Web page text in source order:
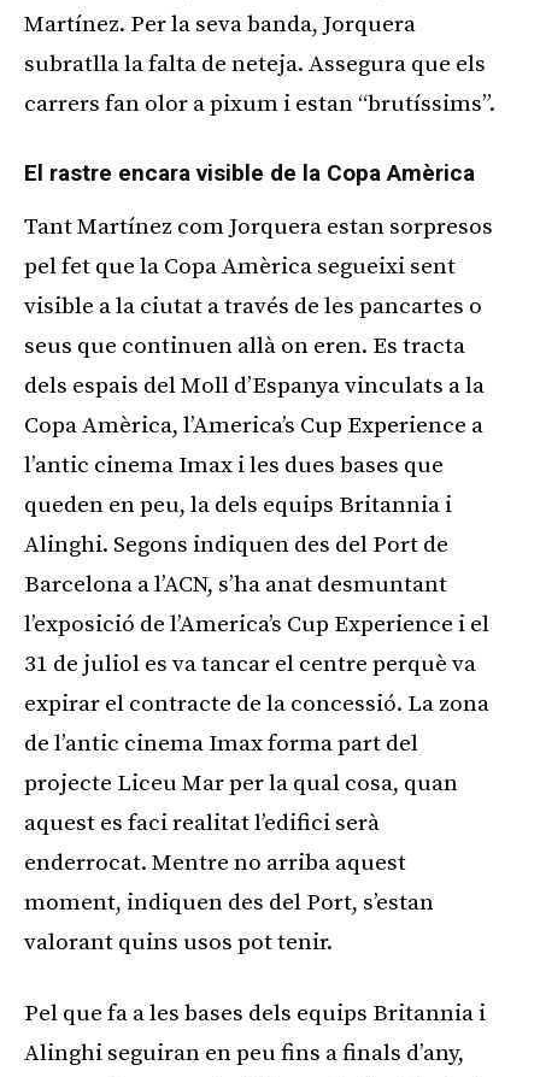
Martínez. Per la seva banda, Jorquera
subratlla la falta de neteja. Assegura que els
carrers fan olor a pixum i estan “brutíssims”.
El rastre encara visible de la Copa Amèrica
Tant Martínez com Jorquera estan sorpresos
pel fet que la Copa Amèrica segueixi sent
visible a la ciutat a través de les pancartes o
seus que continuen allà on eren. Es tracta
dels espais del Moll d’Espanya vinculats a la
Copa Amèrica, l’America’s Cup Experience a
l’antic cinema Imax i les dues bases que
queden en peu, la dels equips Britannia i
Alinghi. Segons indiquen des del Port de
Barcelona a l’ACN, s’ha anat desmuntant
l’exposició de l’America’s Cup Experience i el
31 de juliol es va tancar el centre perquè va
expirar el contracte de la concessió. La zona
de l’antic cinema Imax forma part del
projecte Liceu Mar per la qual cosa, quan
aquest es faci realitat l’edifici serà
enderrocat. Mentre no arriba aquest
moment, indiquen des del Port, s’estan
valorant quins usos pot tenir.
Pel que fa a les bases dels equips Britannia i
Alinghi seguiran en peu fins a finals d’any,